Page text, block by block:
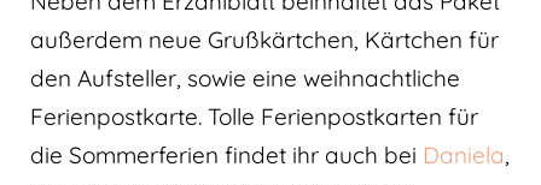
außerdem neue Grußkärtchen, Kärtchen für
den Aufsteller, sowie eine weihnachtliche
Ferienpostkarte. Tolle Ferienpostkarten für
die Sommerferien findet ihr auch bei Daniela,